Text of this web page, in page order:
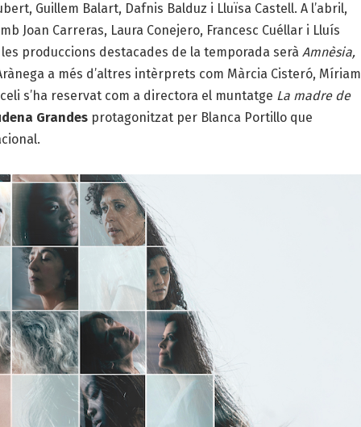
Guillem Balart, Dafnis Balduz i Lluïsa Castell. A l’abril,
Joan Carreras, Laura Conejero, Francesc Cuéllar i Lluís
produccions destacades de la temporada serà Amnèsia,
a més d’altres intèrprets com Màrcia Cisteró, Míriam
s’ha reservat com a directora el muntatge La madre de
Grandesprotagonitzat per Blanca Portillo que